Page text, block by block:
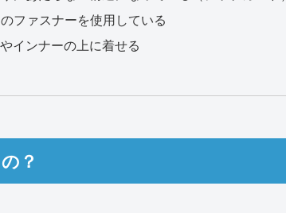
ファスナーを使用している
インナーの上に着せる
？